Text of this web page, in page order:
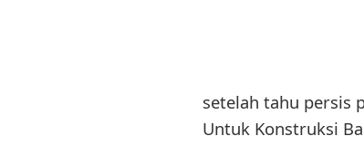
setelah tahu persis
Untuk Konstruksi